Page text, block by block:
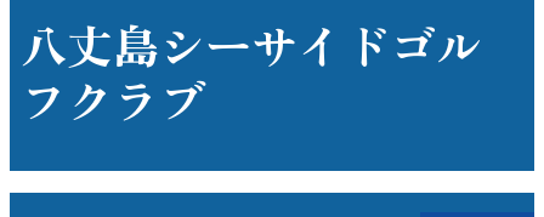
八丈島シーサイドゴル
フクラブ